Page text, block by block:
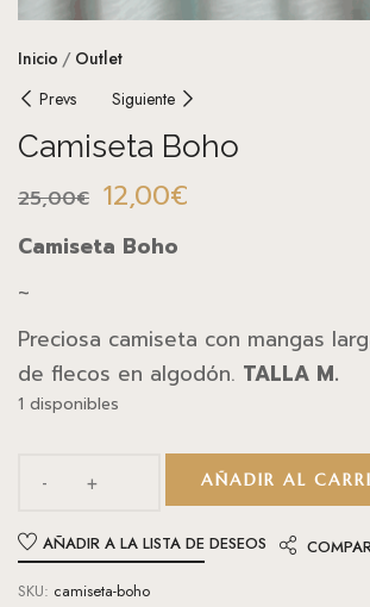
Inicio
Outlet
Prevs
Siguiente
Camiseta Boho
25,00€ 12,00€
Camiseta Boho
~
Preciosa camiseta con mangas
de flecos en algodón. TALLA M.
1 disponibles
AÑADIR AL
AÑADIR A LA LISTA DE DESEOS
SKU: camiseta-boho